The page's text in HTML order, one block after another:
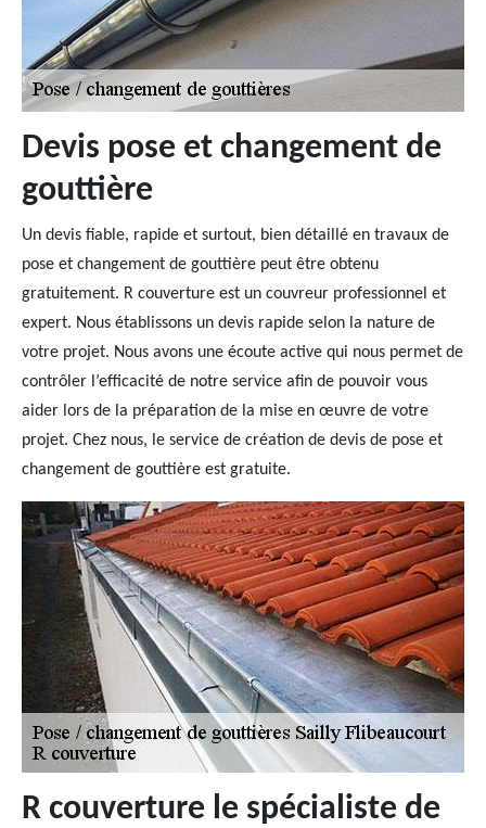
Devis pose et changement de
gouttière
Un devis fiable, rapide et surtout, bien détaillé en travaux de
pose et changement de gouttière peut être obtenu
gratuitement. R couverture est un couvreur professionnel et
expert. Nous établissons un devis rapide selon la nature de
votre projet. Nous avons une écoute active qui nous permet de
contrôler l’efficacité de notre service afin de pouvoir vous
aider lors de la préparation de la mise en œuvre de votre
projet. Chez nous, le service de création de devis de pose et
changement de gouttière est gratuite.
R couverture le spécialiste de